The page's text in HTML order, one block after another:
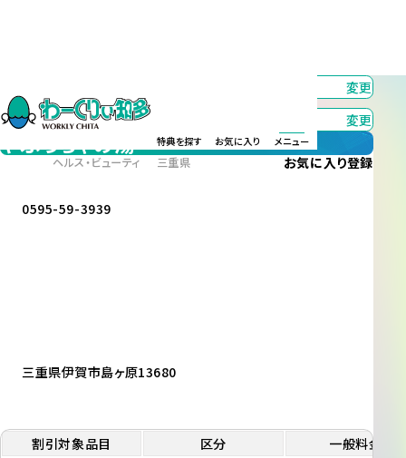
特典を探す お気に入り メニュー
変更
エリア すべて 変更
やぶっちゃの湯
ヘルス・ビューティ 三重県 お気に入り登録
0595-59-3939
三重県伊賀市島ヶ原13680
割引対象品目 区分 一般料金